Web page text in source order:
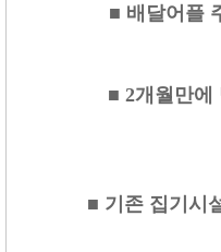
■ 배달어플
■ 2개월만에
■ 기존 집기시